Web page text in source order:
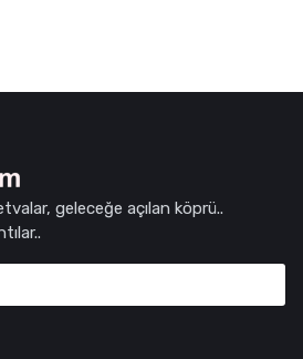
geleceğe açılan köprü..